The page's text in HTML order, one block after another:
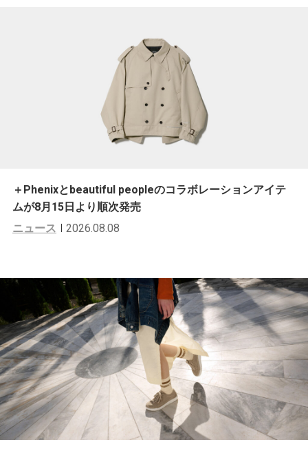
＋Phenixとbeautiful peopleのコラボレーションアイテ
ムが8月15日より順次発売
ニュース
2026.08.08